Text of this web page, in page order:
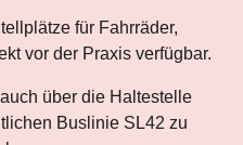
für Fahrräder,
vor der Praxis verfügbar.
über die Haltestelle
Buslinie SL42 zu